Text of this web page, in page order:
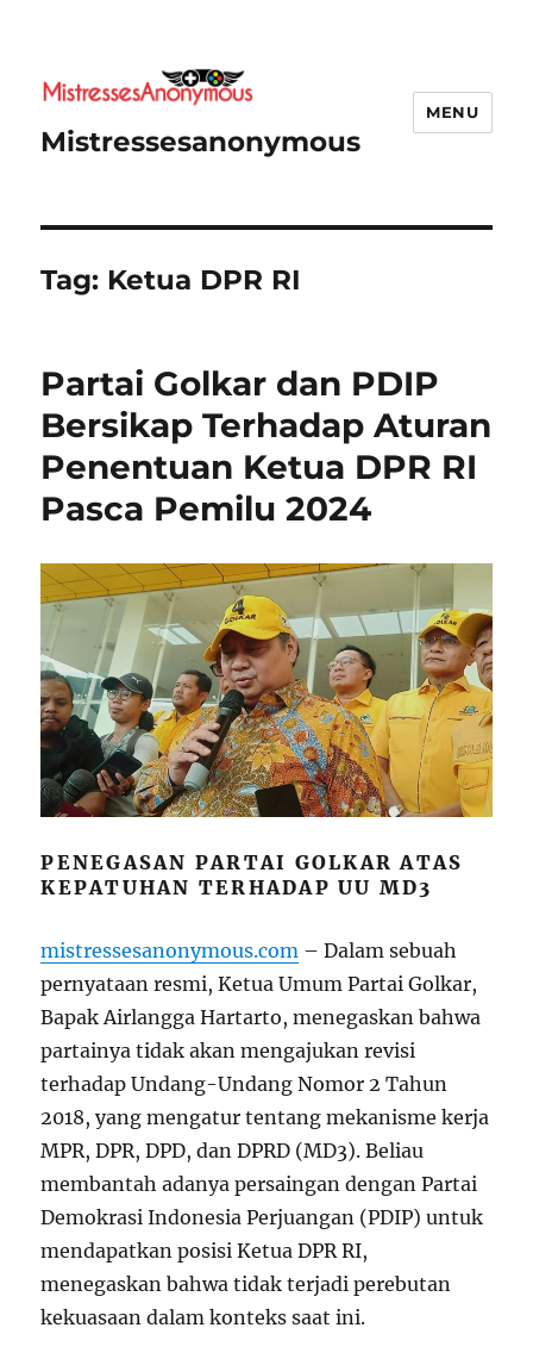
Mistressesanonymous
MENU
Tag: Ketua DPR RI
Partai Golkar dan PDIP
Bersikap Terhadap Aturan
Penentuan Ketua DPR RI
Pasca Pemilu 2024
PENEGASAN PARTAI GOLKAR ATAS
KEPATUHAN TERHADAP UU MD3
mistressesanonymous.com – Dalam sebuah
pernyataan resmi, Ketua Umum Partai Golkar,
Bapak Airlangga Hartarto, menegaskan bahwa
partainya tidak akan mengajukan revisi
terhadap Undang-Undang Nomor 2 Tahun
2018, yang mengatur tentang mekanisme kerja
MPR, DPR, DPD, dan DPRD (MD3). Beliau
membantah adanya persaingan dengan Partai
Demokrasi Indonesia Perjuangan (PDIP) untuk
mendapatkan posisi Ketua DPR RI,
menegaskan bahwa tidak terjadi perebutan
kekuasaan dalam konteks saat ini.